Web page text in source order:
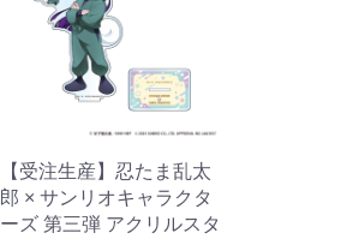
【受注生産】忍たま乱太
郎 × サンリオキャラクタ
ーズ 第三弾 アクリルスタ